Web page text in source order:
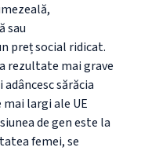
sau
preț social ridicat.
rezultate mai grave
sărăcia
largi ale UE
de gen este la
femei, se